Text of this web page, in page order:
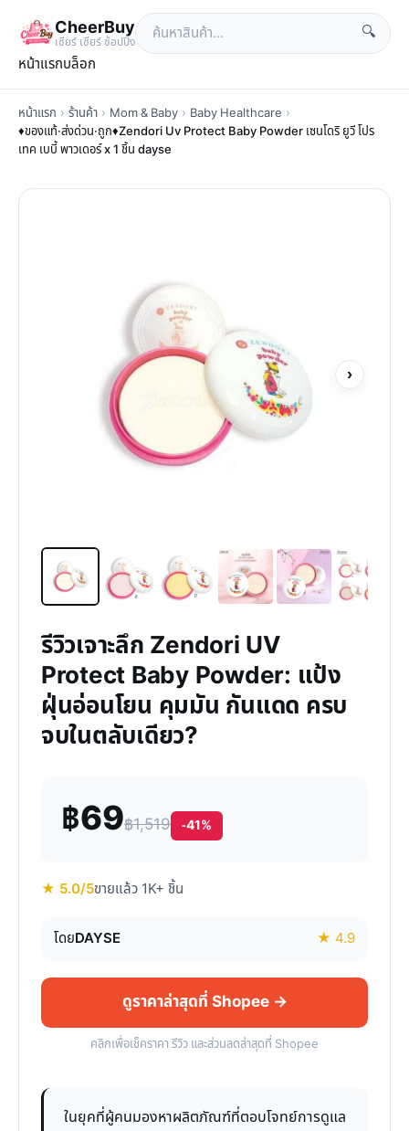
CheerBuy
เซียร์ เซียร์ ช้อปปิ้ง
🔍
หน้าแรกบล็อก
หน้าแรก › ร้านค้า › Mom & Baby › Baby Healthcare ›
♦️ของแท้·ส่งด่วน·ถูก♦️Zendori Uv Protect Baby Powder เซนโดริ ยูวี โปร
เทค เบบี้ พาวเดอร์ x 1 ชิ้น dayse
›
รีวิวเจาะลึก Zendori UV
Protect Baby Powder: แป้ง
ฝุ่นอ่อนโยน คุมมัน กันแดด ครบ
จบในตลับเดียว?
฿69฿1,519 -41%
★ 5.0/5ขายแล้ว 1K+ ชิ้น
โดยDAYSE ★ 4.9
ดูราคาล่าสุดที่ Shopee →
คลิกเพื่อเช็คราคา รีวิว และส่วนลดล่าสุดที่ Shopee
ในยุคที่ผู้คนมองหาผลิตภัณฑ์ที่ตอบโจทย์การดูแล